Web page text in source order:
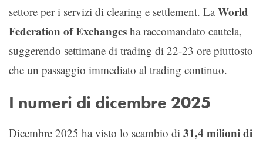
settore per i servizi di clearing e settlement. LaWorld
Federation of Exchanges ha raccomandato cautela,
suggerendo settimane di trading di 22-23 ore piuttosto
che un passaggio immediato al trading continuo.
I numeri di dicembre 2025
Dicembre 2025 ha visto lo scambio di 31,4 milioni di